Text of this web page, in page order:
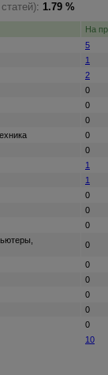
: 1.79 %
На
5
1
2
0
0
0
0
0
1
1
0
0
0
0
0
0
0
0
0
10